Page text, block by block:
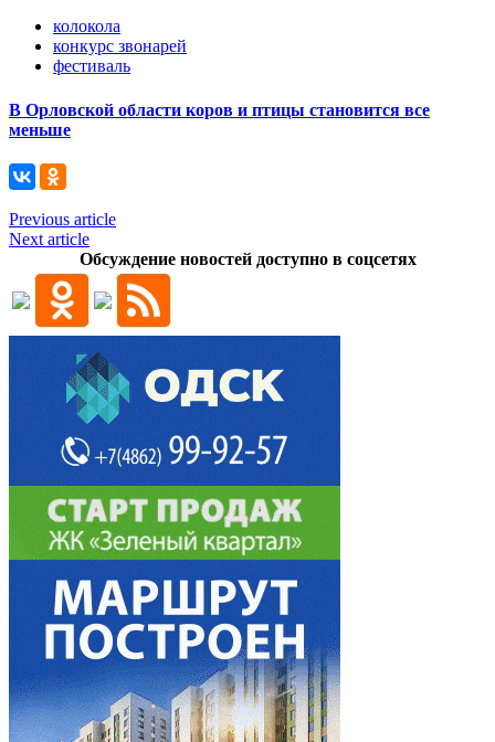
колокола
конкурс звонарей
фестиваль
В Орловской области коров и птицы становится все
меньше
Previous article
Next article
Обсуждение новостей доступно в соцсетях